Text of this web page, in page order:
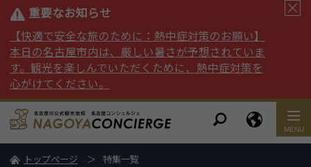
重要なお知らせ
【快適で安全な旅のために：熱中症対策のお願い】
本日の名古屋市内は、厳しい暑さが予想されていま
す。観光を楽しんでいただくために、熱中症対策を
心がけてください。
トップページ 特集一覧